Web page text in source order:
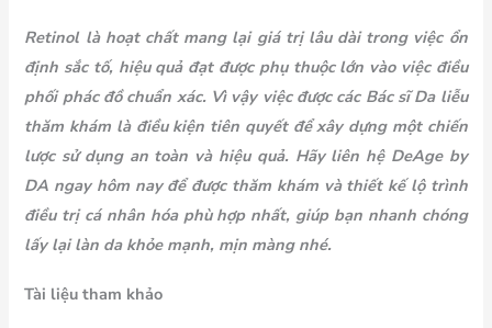
Retinol là hoạt chất mang lại giá trị lâu dài trong việc ổn
định sắc tố, hiệu quả đạt được phụ thuộc lớn vào việc điều
phối phác đồ chuẩn xác. Vì vậy việc được các Bác sĩ Da liễu
thăm khám là điều kiện tiên quyết để xây dựng một chiến
lược sử dụng an toàn và hiệu quả. Hãy liên hệ DeAge by
DA ngay hôm nay để được thăm khám và thiết kế lộ trình
điều trị cá nhân hóa phù hợp nhất, giúp bạn nhanh chóng
lấy lại làn da khỏe mạnh, mịn màng nhé.
Tài liệu tham khảo